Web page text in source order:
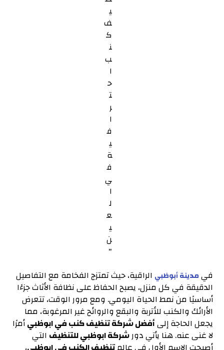
فيمدينة أبوظبي الراقية، حيث تمتزج الفخامة مع التفاصيل
الدقيقة في كل منزل، يصبح الحفاظ على نظافة الأثاث جزءًا
أساسيًا من نمط الحياة اليومي. ومع مرور الوقت، تتعرض
الأرائك والكنب للأتربة والبقع والروائح غير المرغوبة، مما
يجعل الحاجة إلىأفضل شركة تنظيف كنب في ابوظبيأمرًا
لا غنى عنه. هنا يأتي دورشركة ابوظبي للتنظيف التي